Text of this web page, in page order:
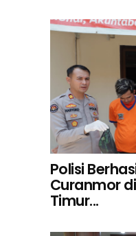
Polisi
Curanmor
Timur...